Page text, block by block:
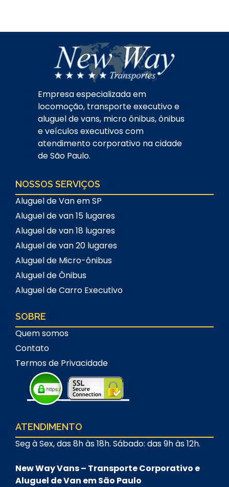
Empresa especializada em
locomoção, transporte executivo e
aluguel de vans, micro ônibus, ônibus
e veículos executivos com
atendimento corporativo na cidade
de São Paulo.
NOSSOS SERVIÇOS
Aluguel de Van em SP
Aluguel de van 15 lugares
Aluguel de van 18 lugares
Aluguel de van 20 lugares
Aluguel de Micro-ônibus
Aluguel de Ônibus
Aluguel de Carro Executivo
SOBRE
Quem somos
Contato
Termos de Privacidade
ATENDIMENTO
Seg à Sex, das 8h às 18h. Sábado: das 9h às 12h.
New Way Vans – Transporte Corporativo e
Aluguel de Van em São Paulo